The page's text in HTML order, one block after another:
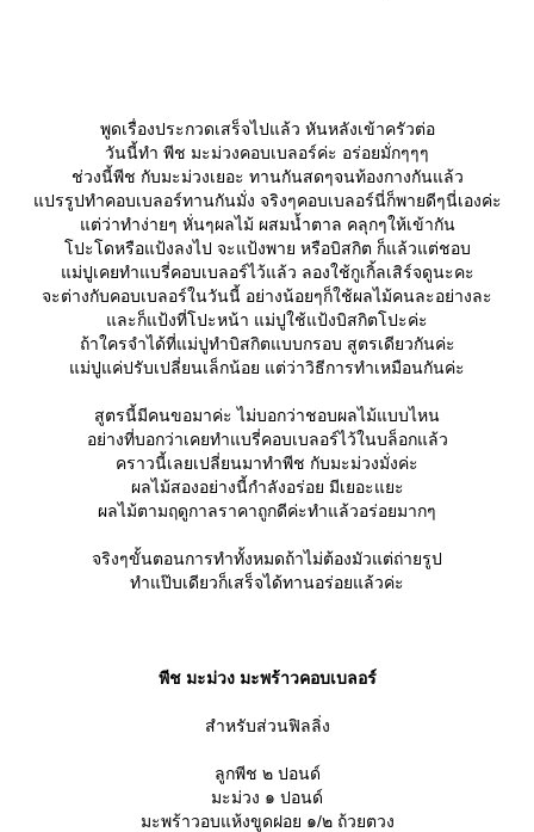
พูดเรื่องประกวดเสร็จไปแล้ว หันหลังเข้าครัวต่อ
วันนี้ทำ พีช มะม่วงคอบเบลอร์ค่ะ อร่อยมั่กๆๆๆ
ช่วงนี้พีช กับมะม่วงเยอะ ทานกันสดๆจนท้องกางกันแล้ว
ปรรูปทำคอบเบลอร์ทานกันมั่ง จริงๆคอบเบลอร์นี่ก็พายดีๆนี่เองค่ะ
ต่ว่าทำง่ายๆ หั่นๆผลไม้ ผสมน้ำตาล คลุกๆให้เข้ากัน
ปะโดหรือแป้งลงไป จะแป้งพาย หรือบิสกิต ก็แล้วแต่ชอบ
ม่ปูเคยทำแบรี่คอบเบลอร์ไว้แล้ว ลองใช้กูเกิ้ลเสิร์จดูนะคะ
จะต่างกับคอบเบลอร์ในวันนี้ อย่างน้อยๆก็ใช้ผลไม้คนละอย่างละ
ละก็แป้งที่โปะหน้า แม่ปูใช้แป้งบิสกิตโปะค่ะ
ถ้าใครจำได้ที่แม่ปูทำบิสกิตแบบกรอบ สูตรเดียวกันค่ะ
ม่ปูแค่ปรับเปลี่ยนเล็กน้อย แต่ว่าวิธีการทำเหมือนกันค่ะ
สูตรนี้มีคนขอมาค่ะ ไม่บอกว่าชอบผลไม้แบบไหน
อย่างที่บอกว่าเคยทำแบรี่คอบเบลอร์ไว้ในบล็อกแล้ว
คราวนี้เลยเปลี่ยนมาทำพีช กับมะม่วงมั่งค่ะ
ผลไม้สองอย่างนี้กำลังอร่อย มีเยอะแยะ
ผลไม้ตามฤดูกาลราคาถูกดีค่ะทำแล้วอร่อยมากๆ
จริงๆขั้นตอนการทำทั้งหมดถ้าไม่ต้องมัวแต่ถ่ายรูป
ทำแป๊บเดียวก็เสร็จได้ทานอร่อยแล้วค่ะ
พีช มะม่วง มะพร้าวคอบเบลอร์
สำหรับส่วนฟิลลิ่ง
ลูกพีช ๒ ปอนด์
มะม่วง ๑ ปอนด์
มะพร้าวอบแห้งขูดฝอย ๑/๒ ถ้วยตวง